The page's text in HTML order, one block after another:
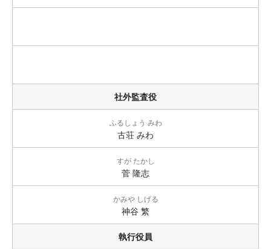
社外監査役
ふるしょう みわ
古荘 みわ
すが たかし
菅 隆志
かみや しげる
神谷 繁
執行役員